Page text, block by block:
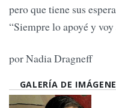
pero que tiene sus
“Siempre lo apoyé y
por Nadia Dragneff
GALERÍA DE